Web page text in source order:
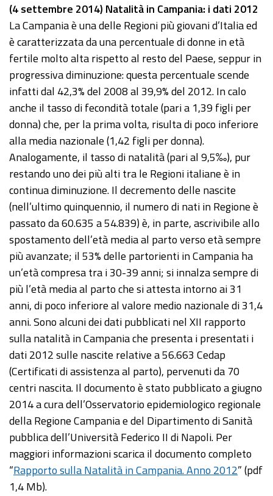
(4 settembre 2014) Natalità in Campania: i dati 2012
La Campania è una delle Regioni più giovani d’Italia ed
è caratterizzata da una percentuale di donne in età
fertile molto alta rispetto al resto del Paese, seppur in
progressiva diminuzione: questa percentuale scende
infatti dal 42,3% del 2008 al 39,9% del 2012. In calo
anche il tasso di fecondità totale (pari a 1,39 figli per
donna) che, per la prima volta, risulta di poco inferiore
alla media nazionale (1,42 figli per donna).
Analogamente, il tasso di natalità (pari al 9,5‰), pur
restando uno dei più alti tra le Regioni italiane è in
continua diminuzione. Il decremento delle nascite
(nell’ultimo quinquennio, il numero di nati in Regione è
passato da 60.635 a 54.839) è, in parte, ascrivibile allo
spostamento dell’età media al parto verso età sempre
più avanzate; il 53% delle partorienti in Campania ha
un’età compresa tra i 30-39 anni; si innalza sempre di
più l’età media al parto che si attesta intorno ai 31
anni, di poco inferiore al valore medio nazionale di 31,4
anni. Sono alcuni dei dati pubblicati nel XII rapporto
sulla natalità in Campania che presenta i presentati i
dati 2012 sulle nascite relative a 56.663 Cedap
(Certificati di assistenza al parto), pervenuti da 70
centri nascita. Il documento è stato pubblicato a giugno
2014 a cura dell’Osservatorio epidemiologico regionale
della Regione Campania e del Dipartimento di Sanità
pubblica dell’Università Federico II di Napoli. Per
maggiori informazioni scarica il documento completo
“Rapporto sulla Natalità in Campania. Anno 2012” (pdf
1,4 Mb).